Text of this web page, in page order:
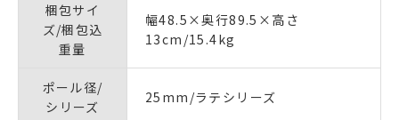
梱包サイ
ズ/梱包込
重量
幅48.5×奥行89.5×高さ
13cm/15.4kg
ポール径/
シリーズ
25mm/ラテシリーズ